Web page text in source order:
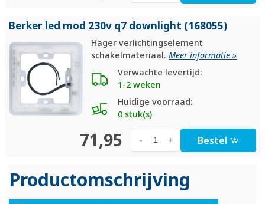
Berker led mod 230v q7 downlight (168055)
Hager verlichtingselement
schakelmateriaal.Meer informatie »
Verwachte levertijd:
1-2 weken
Huidige voorraad:
0 stuk(s)
71,95 +
- Bestel
Productomschrijving